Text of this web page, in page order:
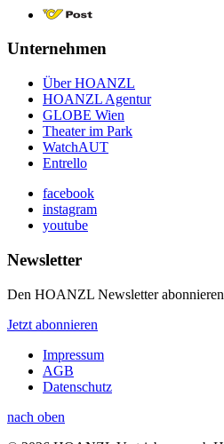
Unternehmen
Über HOANZL
HOANZL Agentur
GLOBE Wien
Theater im Park
WatchAUT
Entrello
facebook
instagram
youtube
Newsletter
Den HOANZL Newsletter abonnieren
Jetzt abonnieren
Impressum
AGB
Datenschutz
nach oben